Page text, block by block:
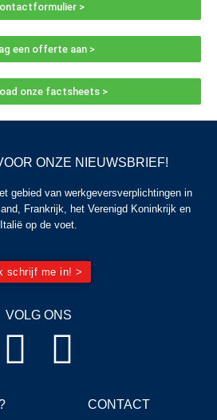
>
een offerte aan >
onze factsheets >
CONTACT
VOLG ONS
ONZE NIEUWSBRIEF!
gebied van werkgeversverplichtingen in
Frankrijk, het Verenigd Koninkrijk en
Italië op de voet.
Ik schrijf me in! >